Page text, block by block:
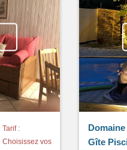
Tarif :
Choisissez vos
Gîte